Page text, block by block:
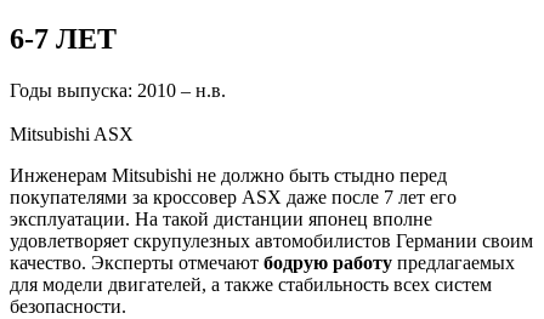
6-7 ЛЕТ
Годы выпуска: 2010 – н.в.
Mitsubishi ASX
Инженерам Mitsubishi не должно быть стыдно перед
покупателями за кроссовер ASX даже после 7 лет его
эксплуатации. На такой дистанции японец вполне
удовлетворяет скрупулезных автомобилистов Германии своим
качество. Эксперты отмечают бодрую работу предлагаемых
для модели двигателей, а также стабильность всех систем
безопасности.